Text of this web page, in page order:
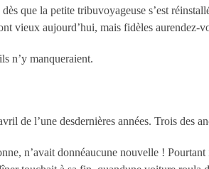
que la petite tribuvoyageuse s’est
vieux aujourd’hui, mais fidèles aurendez-
n’y manqueraient.
de l’une desdernières années. Trois des
n’avait donnéaucune nouvelle !